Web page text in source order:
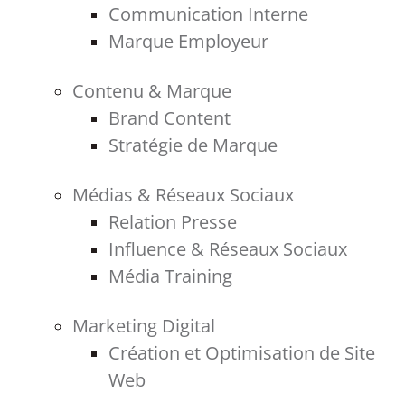
Communication Interne
Marque Employeur
Contenu & Marque
Brand Content
Stratégie de Marque
Médias & Réseaux Sociaux
Relation Presse
Influence & Réseaux Sociaux
Média Training
Marketing Digital
Création et Optimisation de Site
Web